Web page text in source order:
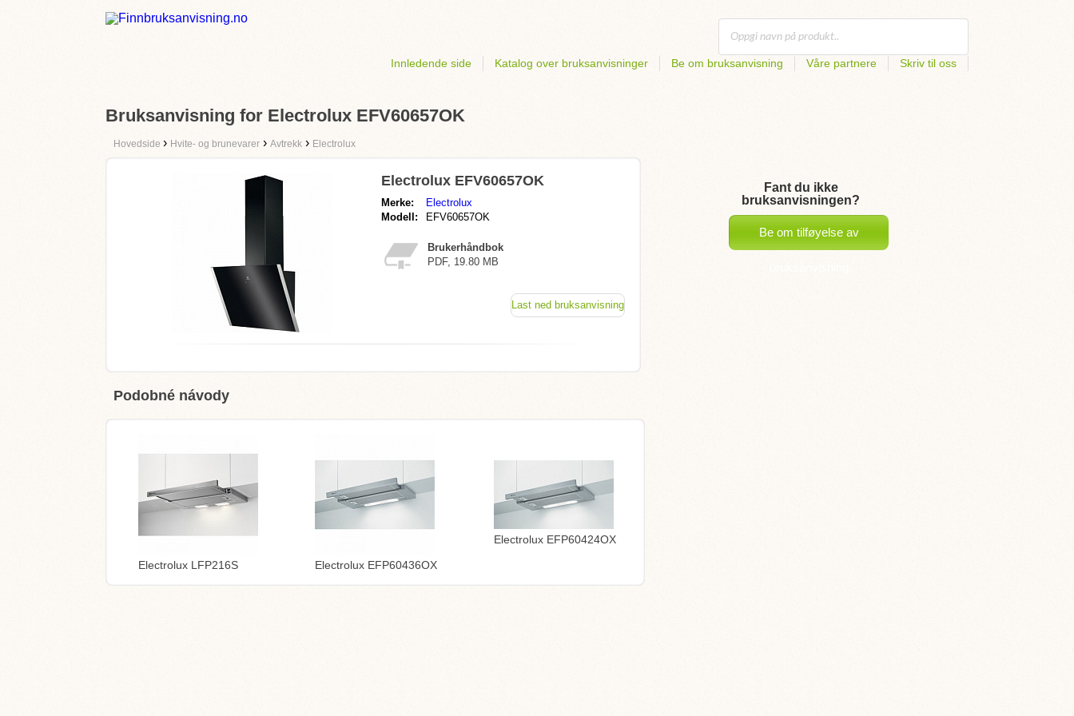
Innledende side Katalog over bruksanvisninger Be om bruksanvisning Våre partnere Skriv til oss
Bruksanvisning for Electrolux EFV60657OK
Hovedside › Hvite- og brunevarer › Avtrekk › Electrolux
Electrolux EFV60657OK
Merke:
Electrolux
Modell:
EFV60657OK
Brukerhåndbok
PDF, 19.80 MB
Last ned bruksanvisning
Podobné návody
Electrolux LFP216S Electrolux EFP60436OX
Electrolux EFP60424OX
Fant du ikke
bruksanvisningen?
Be om tilføyelse av